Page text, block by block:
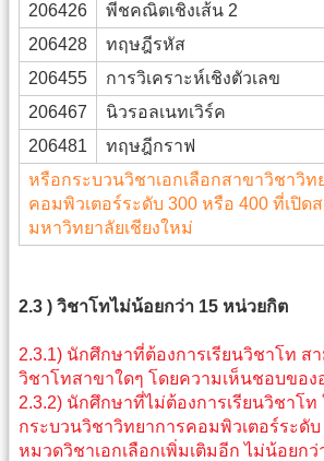
206426
พีชคณิตเชิงเส้น 2
206428
ทฤษฎีรหัส
206455
การวิเคราะห์เชิงตัวเลข
206467
นิวรอลเนทเวิร์ค
206481
ทฤษฎีกราฟ
หรือกระบวนวิชาเอกเลือกสาขาวิชาวิท
คอมพิวเตอร์ระดับ 300 หรือ 400 ที่เปิด
มหาวิทยาลัยเชียงใหม่
2.3 ) วิชาโทไม่น้อยกว่า 15 หน่วยกิต
2.3.1) นักศึกษาที่ต้องการเรียนวิชาโท ส
วิชาโทสาขาใดๆ โดยความเห็นชอบของ
2.3.2) นักศึกษาที่ไม่ต้องการเรียนวิชาโท
กระบวนวิชาวิทยาการคอมพิวเตอร์ระดับ
หมวดวิชาเอกเลือกเพิ่มเติมอีก ไม่น้อยก